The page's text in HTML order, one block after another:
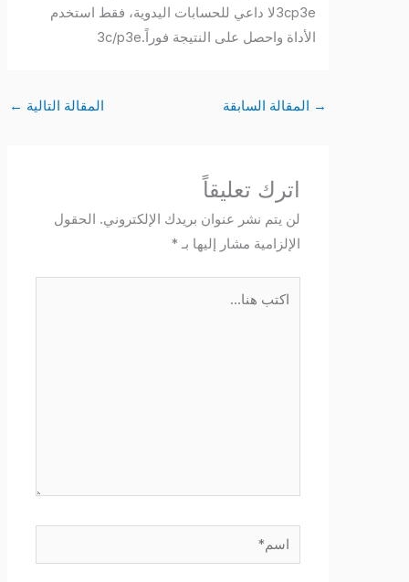
3cp3eلا داعي للحسابات اليدوية، فقط استخدم
الأداة واحصل على النتيجة فوراً.3c/p3e
المقالة السابقة المقالة التالية←
اترك تعليقاً
لن يتم نشر عنوان بريدك الإلكتروني. الحقول
الإلزامية مشار إليها بـ*